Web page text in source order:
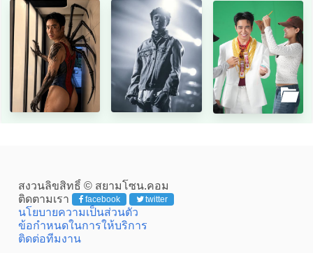
สงวนลิขสิทธิ์ © สยามโซน.คอม
ติดตามเรา
facebook twitter
นโยบายความเป็นส่วนตัว
ข้อกำหนดในการให้บริการ
ติดต่อทีมงาน